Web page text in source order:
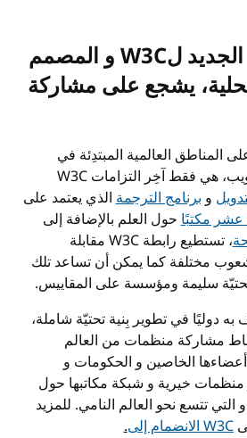
لW3Cو المصمم
يشجع على مشاركة
المناطق العالمية المبتدِئة في
هي فقط آخِر التزاماتW3C
و برنامج الترجمةالذي يعتمد على
عشر مكتبًاحول العلم بالإضافة إلى
، تستطيع رابطةW3C مقابلة
مختلفة كما يمكن أن تساعد تلك
سليمة ومؤسسة على المقاييس.
به دوليًا في تطوير بِنية تحتيّة شاملة،
مشاركة منظمات من العالم
الخاصين و الحكومات و
خيرية و شبكة مكاتبها حول
و التي تتسع نحو العالم النامي. للمزيد
الانضمام إلىW3C
.